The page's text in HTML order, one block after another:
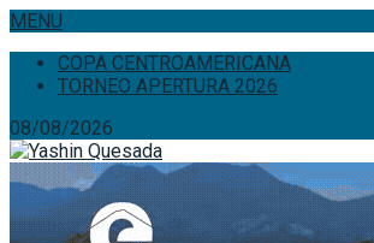
MENU
COPA CENTROAMERICANA
TORNEO APERTURA 2026
08/08/2026